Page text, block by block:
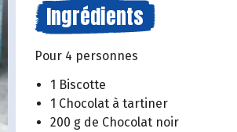
Ingrédients
Pour 4 personnes
1 Biscotte
1 Chocolat à tartiner
200 g de Chocolat noir